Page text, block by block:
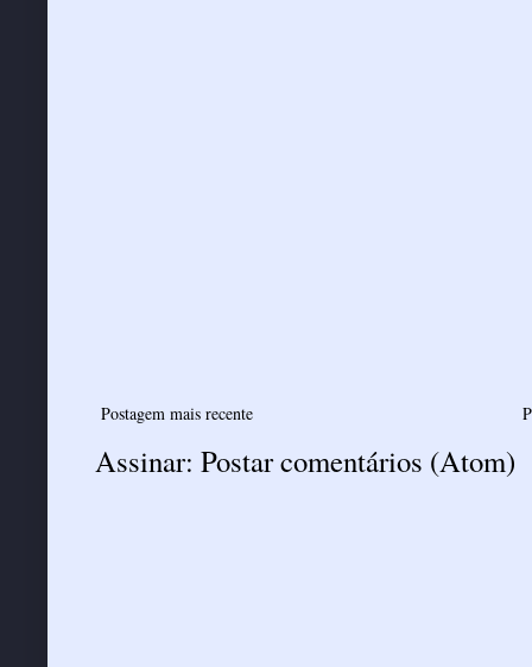
Postagem mais recente
Assinar: Postar comentários (Atom)